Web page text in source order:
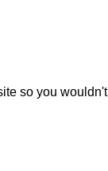
so you wouldn't